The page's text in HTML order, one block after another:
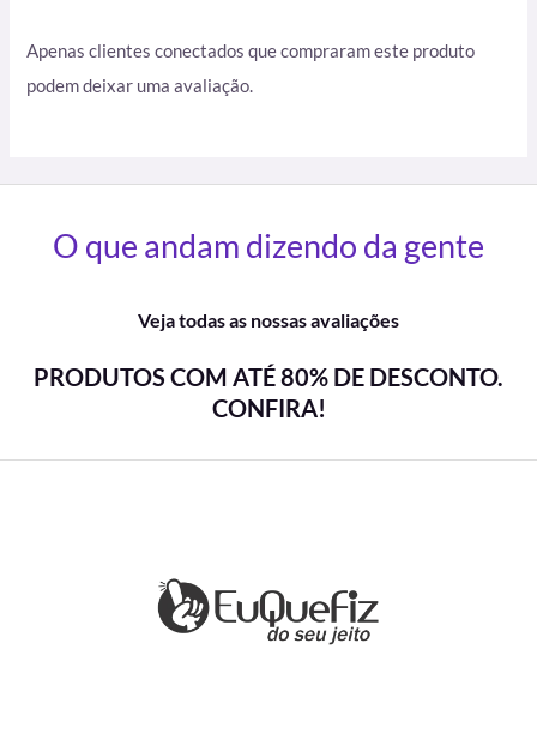
Apenas clientes conectados que compraram este produto
podem deixar uma avaliação.
O que andam dizendo da gente
Veja todas as nossas avaliações
PRODUTOS COM ATÉ 80% DE DESCONTO.
CONFIRA!